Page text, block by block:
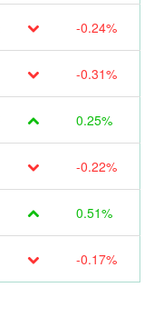
-0.24%
-0.31%
0.25%
-0.22%
0.51%
-0.17%